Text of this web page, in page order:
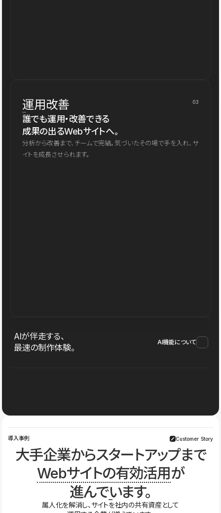
運用改善 03
誰でも運用・改善できる
成果の出るWebサイトへ。
分析から改善まで、チームで完結。気づいたその場で手を入れ、サ
イトを成長させられます。
AIが伴走する、
最速の制作体験。
AI機能について
導入事例 Customer Story
大手企業からスタートアップまで
Webサイトの有効活用が
進んでいます。
属人化を解消し、サイトを社内の共有資産として